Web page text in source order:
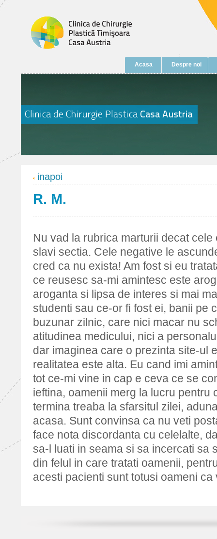
Acasa Despre noi
inapoi
R. M.
Nu vad la rubrica marturii decat
slavi sectia. Cele negative le
cred ca nu exista! Am fost si eu
ce reusesc sa-mi amintesc este
aroganta si lipsa de interes si mai
studenti sau ce-or fi fost ei, banii pe
buzunar zilnic, care nici macar nu
atitudinea medicului, nici a
dar imaginea care o prezinta site-ul
realitatea este alta. Eu cand imi
tot ce-mi vine in cap e ceva ce se
ieftina, oamenii merg la lucru pentru
termina treaba la sfarsitul zilei,
acasa. Sunt convinsa ca nu veti
face nota discordanta cu celelalte,
sa-l luati in seama si sa incercati sa
din felul in care tratati oamenii,
acesti pacienti sunt totusi oameni ca